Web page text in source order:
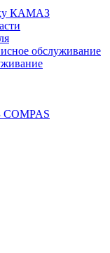
КАМАЗ
обслуживание